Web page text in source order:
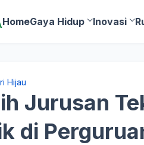
HomeGaya Hidup Inovasi
Hijau
Jurusan
di